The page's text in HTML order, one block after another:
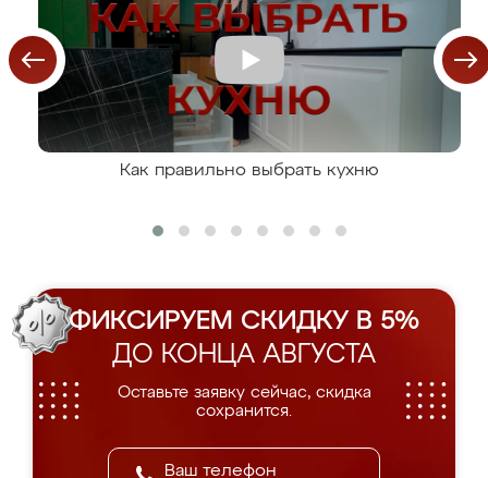
Как правильно выбрать кухню
ФИКСИРУЕМ СКИДКУ В 5%
ДО КОНЦА АВГУСТА
Оставьте заявку сейчас, скидка
сохранится.